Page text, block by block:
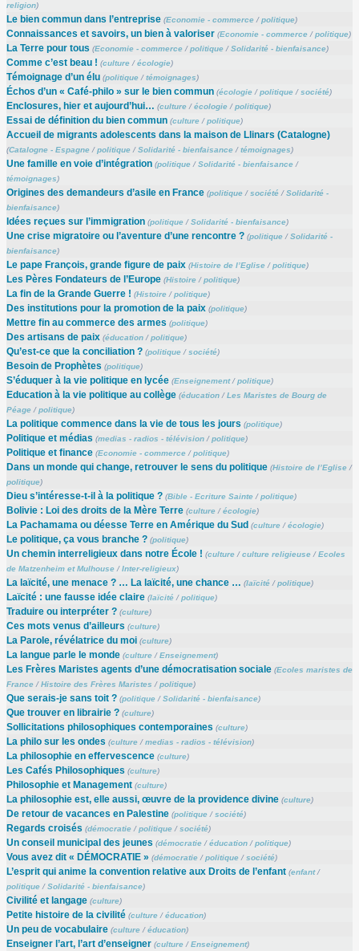
religion)
Le bien commun dans l’entreprise (Economie - commerce/politique)
Connaissances et savoirs, un bien à valoriser (Economie - commerce/politique)
La Terre pour tous (Economie - commerce/politique/Solidarité - bienfaisance)
Comme c’est beau ! (culture/écologie)
Témoignage d’un élu (politique/témoignages)
Échos d’un « Café-philo » sur le bien commun (écologie/politique/société)
Enclosures, hier et aujourd’hui… (culture/écologie/politique)
Essai de définition du bien commun (culture/politique)
Accueil de migrants adolescents dans la maison de Llinars (Catalogne)
(Catalogne - Espagne/politique/Solidarité - bienfaisance/témoignages)
Une famille en voie d’intégration (politique/Solidarité - bienfaisance/
témoignages)
Origines des demandeurs d’asile en France (politique/société/Solidarité -
bienfaisance)
Idées reçues sur l’immigration (politique/Solidarité - bienfaisance)
Une crise migratoire ou l’aventure d’une rencontre ? (politique/Solidarité -
bienfaisance)
Le pape François, grande figure de paix (Histoire de l’Eglise/politique)
Les Pères Fondateurs de l’Europe (Histoire/politique)
La fin de la Grande Guerre ! (Histoire/politique)
Des institutions pour la promotion de la paix (politique)
Mettre fin au commerce des armes (politique)
Des artisans de paix (éducation/politique)
Qu’est-ce que la conciliation ? (politique/société)
Besoin de Prophètes (politique)
S’éduquer à la vie politique en lycée (Enseignement/politique)
Education à la vie politique au collège (éducation/Les Maristes de Bourg de
Péage/politique)
La politique commence dans la vie de tous les jours (politique)
Politique et médias (medias - radios - télévision/politique)
Politique et finance (Economie - commerce/politique)
Dans un monde qui change, retrouver le sens du politique (Histoire de l’Eglise/
politique)
Dieu s’intéresse-t-il à la politique ? (Bible - Ecriture Sainte/politique)
Bolivie : Loi des droits de la Mère Terre (culture/écologie)
La Pachamama ou déesse Terre en Amérique du Sud (culture/écologie)
Le politique, ça vous branche ? (politique)
Un chemin interreligieux dans notre École ! (culture/culture religieuse/Ecoles
de Matzenheim et Mulhouse/Inter-religieux)
La laïcité, une menace ? … La laïcité, une chance … (laïcité/politique)
Laïcité : une fausse idée claire (laïcité/politique)
Traduire ou interpréter ? (culture)
Ces mots venus d’ailleurs (culture)
La Parole, révélatrice du moi (culture)
La langue parle le monde (culture/Enseignement)
Les Frères Maristes agents d’une démocratisation sociale (Ecoles maristes de
France/Histoire des Frères Maristes /politique)
Que serais-je sans toit ? (politique/Solidarité - bienfaisance)
Que trouver en librairie ? (culture)
Sollicitations philosophiques contemporaines (culture)
La philo sur les ondes (culture/medias - radios - télévision)
La philosophie en effervescence (culture)
Les Cafés Philosophiques (culture)
Philosophie et Management (culture)
La philosophie est, elle aussi, œuvre de la providence divine (culture)
De retour de vacances en Palestine (politique/société)
Regards croisés (démocratie/politique/société)
Un conseil municipal des jeunes (démocratie/éducation/politique)
Vous avez dit « DÉMOCRATIE » (démocratie/politique/société)
L’esprit qui anime la convention relative aux Droits de l’enfant (enfant/
politique/Solidarité - bienfaisance)
Civilité et langage (culture)
Petite histoire de la civilité (culture/éducation)
Un peu de vocabulaire (culture/éducation)
Enseigner l’art, l’art d’enseigner (culture/Enseignement)